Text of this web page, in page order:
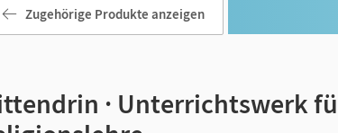
Zugehörige Produkte anzeigen
· Unterrichtswerk